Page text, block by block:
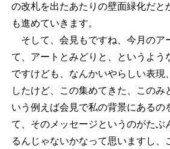
の改札を出たあたりの壁面緑化だと
も進めていきます。
そして、会見もですね、今月のア
て、アートとみどりと、というよう
ですけども、なんかいやらしい表現
したけど、この集めてきた、このみ
いう例えば会見で私の背景にあるの
て、そのメッセージというのがたぶ
るんじゃないかなって思いますし、